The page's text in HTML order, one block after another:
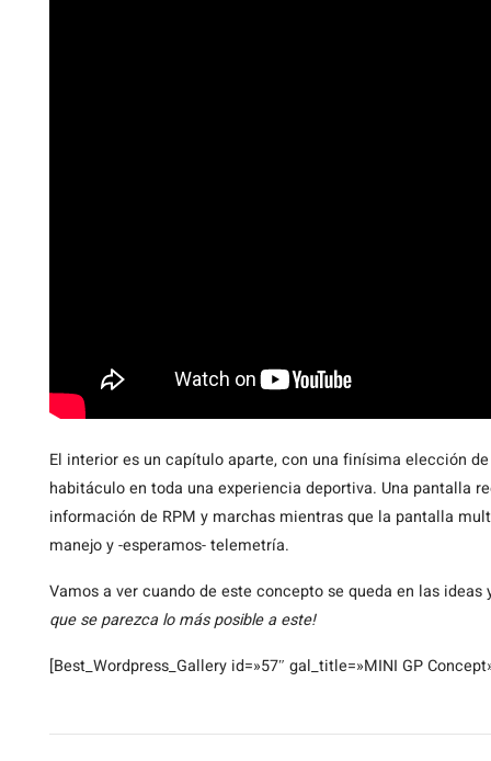
El interior es un capítulo aparte, con una finísima elección
habitáculo en toda una experiencia deportiva. Una pantalla
información de RPM y marchas mientras que la pantalla
manejo y -esperamos- telemetría.
Vamos a ver cuando de este concepto se queda en las
que se parezca lo más posible a este!
[Best_Wordpress_Gallery id=»57″ gal_title=»MINI GP